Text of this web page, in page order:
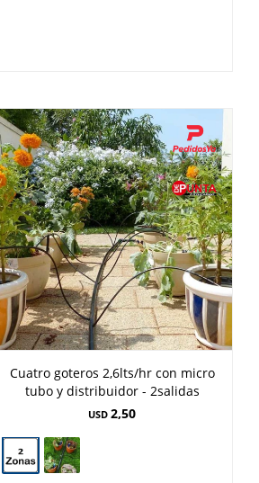
Cuatro goteros 2,6lts/hr con micro
tubo y distribuidor - 2salidas
USD 2,50